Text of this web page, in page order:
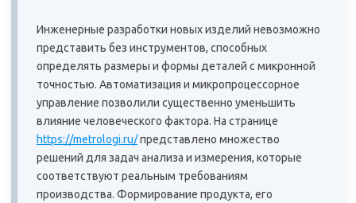
Инженерные разработки новых изделий невозможно
представить без инструментов, способных
определять размеры и формы деталей с микронной
точностью. Автоматизация и микропроцессорное
управление позволили существенно уменьшить
влияние человеческого фактора. На странице
https://metrologi.ru/представлено множество
решений для задач анализа и измерения, которые
соответствуют реальным требованиям
производства. Формирование продукта, его